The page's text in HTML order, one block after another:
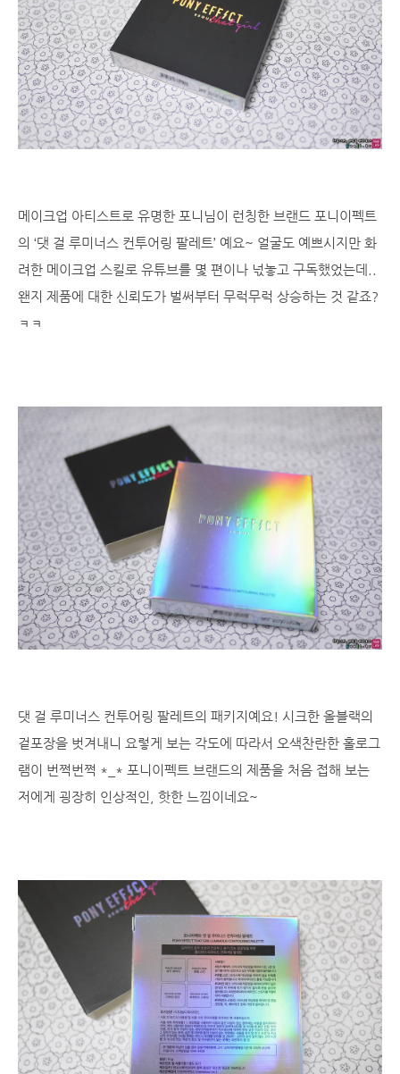
메이크업 아티스트로 유명한 포니님이 런칭한 브랜드 포니이펙트
의 ‘댓 걸 루미너스 컨투어링 팔레트’ 예요~ 얼굴도 예쁘시지만 화
려한 메이크업 스킬로 유튜브를 몇 편이나 넋놓고 구독했었는데..
왠지 제품에 대한 신뢰도가 벌써부터 무럭무럭 상승하는 것 같죠?
ㅋㅋ
댓 걸 루미너스 컨투어링 팔레트의 패키지예요! 시크한 올블랙의
겉포장을 벗겨내니 요렇게 보는 각도에 따라서 오색찬란한 홀로그
램이 번쩍번쩍 *_* 포니이펙트 브랜드의 제품을 처음 접해 보는
저에게 굉장히 인상적인, 핫한 느낌이네요~